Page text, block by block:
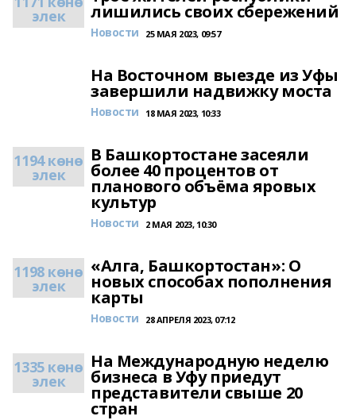
элек лишились своих сбережений
Новости 25 МАЯ 2023, 09:57
На Восточном выезде из Уфы
завершили надвижку моста
Новости 18 МАЯ 2023, 10:33
1194 көнө
элек
В Башкортостане засеяли
более 40 процентов от
планового объёма яровых
культур
Новости 2 МАЯ 2023, 10:30
1198 көнө
элек
«Алга, Башкортостан»: О
новых способах пополнения
карты
Новости 28 АПРЕЛЯ 2023, 07:12
1335 көнө
элек
На Международную неделю
бизнеса в Уфу приедут
представители свыше 20
стран